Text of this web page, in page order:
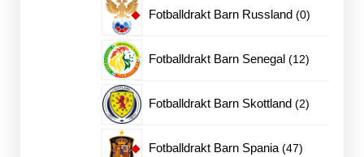
produkter
Fotballdrakt Barn Russland 00
Fotballdrakt Barn Senegal 1212
Fotballdrakt Barn Skottland 22
Fotballdrakt Barn Spania 4747